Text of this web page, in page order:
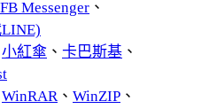
FB Messenger 、
小紅傘 、 卡巴斯基 、
WinRAR、 WinZIP 、